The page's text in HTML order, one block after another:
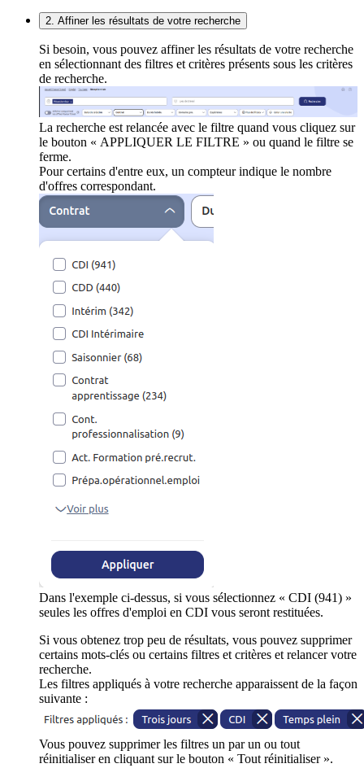
2. Affiner les résultats de votre recherche
Si besoin, vous pouvez affiner les résultats de votre recherche
en sélectionnant des filtres et critères présents sous les critères
de recherche.
La recherche est relancée avec le filtre quand vous cliquez sur
le bouton « APPLIQUER LE FILTRE » ou quand le filtre se
ferme.
Pour certains d'entre eux, un compteur indique le nombre
d'offres correspondant.
Dans l'exemple ci-dessus, si vous sélectionnez « CDI (941) »
seules les offres d'emploi en CDI vous seront restituées.
Si vous obtenez trop peu de résultats, vous pouvez supprimer
certains mots-clés ou certains filtres et critères et relancer votre
recherche.
Les filtres appliqués à votre recherche apparaissent de la façon
suivante :
Vous pouvez supprimer les filtres un par un ou tout
réinitialiser en cliquant sur le bouton « Tout réinitialiser ».